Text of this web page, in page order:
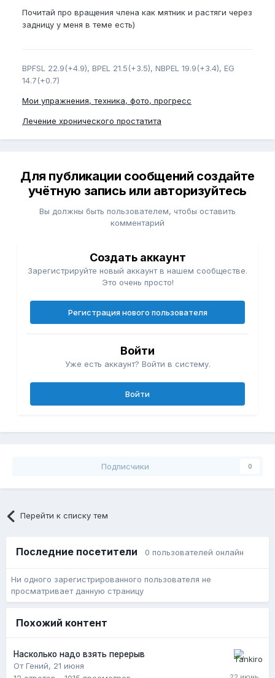
Почитай про вращения члена как мятник и растяги через
задницу у меня в теме есть)
BPFSL 22.9(+4.9), BPEL 21.5(+3.5), NBPEL 19.9(+3.4), EG
14.7(+0.7)
Мои упражнения, техника, фото, прогресс
Лечение хронического простатита
Для публикации сообщений создайте
учётную запись или авторизуйтесь
Вы должны быть пользователем, чтобы оставить
комментарий
Создать аккаунт
Зарегистрируйте новый аккаунт в нашем сообществе.
Это очень просто!
Регистрация нового пользователя
Войти
Уже есть аккаунт? Войти в систему.
Войти
Подписчики 0
Перейти к списку тем
Последние посетители 0 пользователей онлайн
Ни одного зарегистрированного пользователя не
просматривает данную страницу
Похожий контент
Насколько надо взять перерыв
От Гений, 21 июня